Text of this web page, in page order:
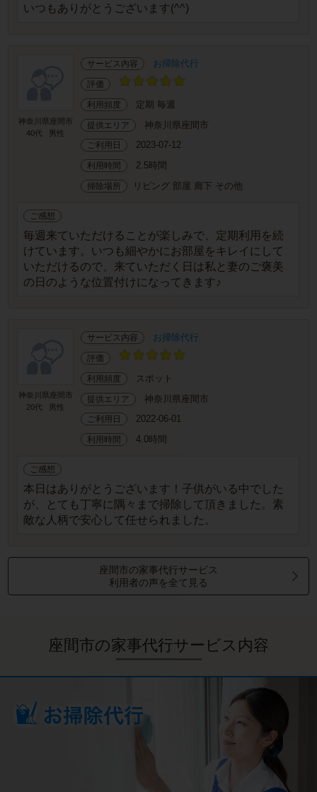
いつもありがとうございます(^^)
神奈川県座間市
40代
男性
サービス内容 お掃除代行
評価
利用頻度 定期 毎週
提供エリア 神奈川県座間市
ご利用日 2023-07-12
利用時間 2.5時間
掃除場所 リビング 部屋 廊下 その他
ご感想
毎週来ていただけることが楽しみで、定期利用を続
けています。いつも細やかにお部屋をキレイにして
いただけるので、来ていただく日は私と妻のご褒美
の日のような位置付けになってきます♪
神奈川県座間市
20代
男性
サービス内容 お掃除代行
評価
利用頻度 スポット
提供エリア 神奈川県座間市
ご利用日 2022-06-01
利用時間 4.0時間
ご感想
本日はありがとうございます！子供がいる中でした
が、とても丁寧に隅々まで掃除して頂きました。素
敵な人柄で安心して任せられました。
座間市の家事代行サービス
利用者の声を全て見る
座間市の家事代行サービス内容